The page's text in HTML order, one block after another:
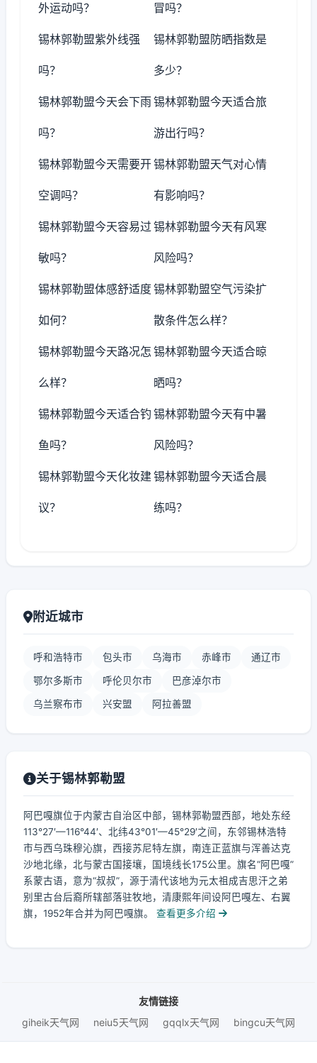
外运动吗？ 冒吗？
锡林郭勒盟紫外线强
吗？
锡林郭勒盟防晒指数是
多少？
锡林郭勒盟今天会下雨
吗？
锡林郭勒盟今天适合旅
游出行吗？
锡林郭勒盟今天需要开
空调吗？
锡林郭勒盟天气对心情
有影响吗？
锡林郭勒盟今天容易过
敏吗？
锡林郭勒盟今天有风寒
风险吗？
锡林郭勒盟体感舒适度
如何？
锡林郭勒盟空气污染扩
散条件怎么样？
锡林郭勒盟今天路况怎
么样？
锡林郭勒盟今天适合晾
晒吗？
锡林郭勒盟今天适合钓
鱼吗？
锡林郭勒盟今天有中暑
风险吗？
锡林郭勒盟今天化妆建
议？
锡林郭勒盟今天适合晨
练吗？
附近城市
呼和浩特市 包头市 乌海市 赤峰市 通辽市
鄂尔多斯市 呼伦贝尔市 巴彦淖尔市
乌兰察布市 兴安盟 阿拉善盟
关于锡林郭勒盟
阿巴嘎旗位于内蒙古自治区中部，锡林郭勒盟西部，地处东经
113°27′—116°44′、北纬43°01′—45°29′之间，东邻锡林浩特
市与西乌珠穆沁旗，西接苏尼特左旗，南连正蓝旗与浑善达克
沙地北缘，北与蒙古国接壤，国境线长175公里。旗名“阿巴嘎”
系蒙古语，意为“叔叔”，源于清代该地为元太祖成吉思汗之弟
别里古台后裔所辖部落驻牧地，清康熙年间设阿巴嘎左、右翼
旗，1952年合并为阿巴嘎旗。
查看更多介绍
友情链接
giheik天气网
neiu5天气网 gqqlx天气网 bingcu天气网